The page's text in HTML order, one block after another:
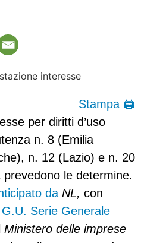
Stampa 🖨
per diritti d’uso
n. 8 (Emilia
n. 12 (Lazio) e n. 20
le determine.
da NL, con
Serie Generale
Ministero delle imprese